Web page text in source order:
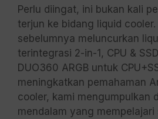
Perlu diingat, ini bukan kali
terjun ke bidang liquid cooler.
sebelumnya meluncurkan
terintegrasi 2-in-1, CPU &
DUO360 ARGB untuk
meningkatkan pemahaman
cooler, kami mengumpulkan
mendalam yang mempelajari